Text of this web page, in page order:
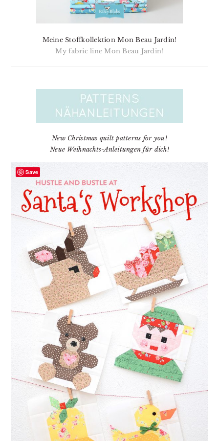
Meine Stoffkollektion Mon Beau Jardin!
My fabric line Mon Beau Jardin!
New Christmas quilt patterns for you!
Neue Weihnachts-Anleitungen für dich!
Save